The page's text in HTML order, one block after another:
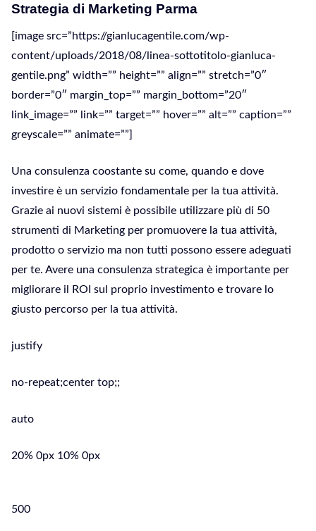
Strategia di Marketing Parma
[image src=”https://gianlucagentile.com/wp-
content/uploads/2018/08/linea-sottotitolo-gianluca-
gentile.png” width=”” height=”” align=”” stretch=”0″
border=”0″ margin_top=”” margin_bottom=”20″
link_image=”” link=”” target=”” hover=”” alt=”” caption=””
greyscale=”” animate=””]
Una consulenza coostante su come, quando e dove
investire è un servizio fondamentale per la tua attività.
Grazie ai nuovi sistemi è possibile utilizzare più di 50
strumenti di Marketing per promuovere la tua attività,
prodotto o servizio ma non tutti possono essere adeguati
per te. Avere una consulenza strategica è importante per
migliorare il ROI sul proprio investimento e trovare lo
giusto percorso per la tua attività.
justify
no-repeat;center top;;
auto
20% 0px 10% 0px
500